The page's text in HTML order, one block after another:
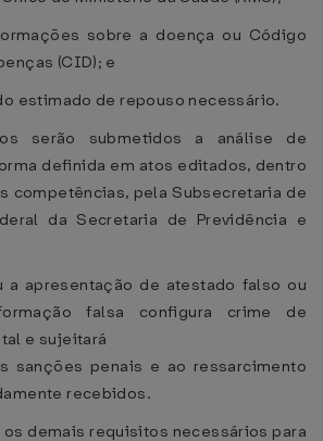
sobre a doença ou Código
(CID); e
estimado de repouso necessário.
serão submetidos a análise de
definida em atos editados, dentro
competências, pela Subsecretaria de
da Secretaria de Previdência e
a apresentação de atestado falso ou
falsa configura crime de
e sujeitará
sanções penais e ao ressarcimento
recebidos.
os demais requisitos necessários para